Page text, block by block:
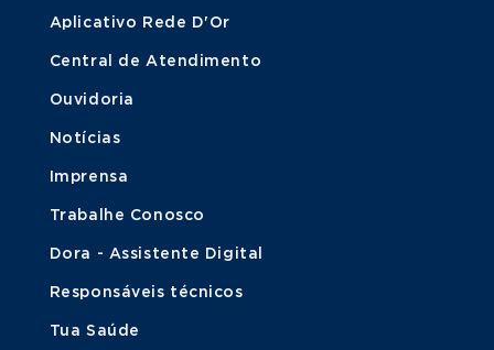
Aplicativo Rede D'Or
Central de Atendimento
Ouvidoria
Notícias
Imprensa
Trabalhe Conosco
Dora - Assistente Digital
Responsáveis técnicos
Tua Saúde